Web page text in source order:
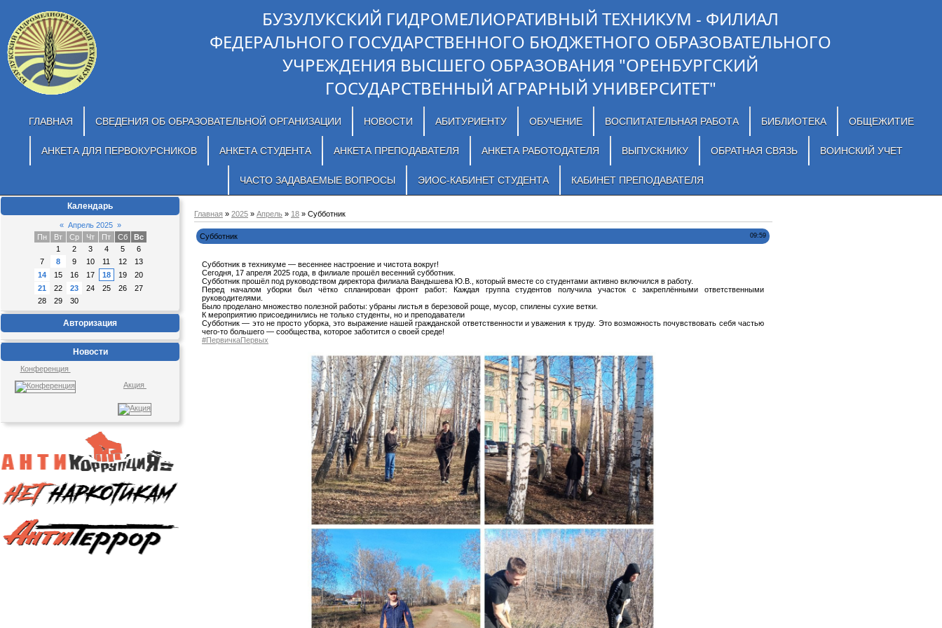
БУЗУЛУКСКИЙ ГИДРОМЕЛИОРАТИВНЫЙ ТЕХНИКУМ - ФИЛИАЛ
ФЕДЕРАЛЬНОГО ГОСУДАРСТВЕННОГО БЮДЖЕТНОГО ОБРАЗОВАТЕЛЬНОГО
УЧРЕЖДЕНИЯ ВЫСШЕГО ОБРАЗОВАНИЯ "ОРЕНБУРГСКИЙ
ГОСУДАРСТВЕННЫЙ АГРАРНЫЙ УНИВЕРСИТЕТ"
ГЛАВНАЯ СВЕДЕНИЯ ОБ ОБРАЗОВАТЕЛЬНОЙ ОРГАНИЗАЦИИ НОВОСТИ АБИТУРИЕНТУ ОБУЧЕНИЕ ВОСПИТАТЕЛЬНАЯ РАБОТА БИБЛИОТЕКА ОБЩЕЖИТИЕ
АНКЕТА ДЛЯ ПЕРВОКУРСНИКОВ АНКЕТА СТУДЕНТА АНКЕТА ПРЕПОДАВАТЕЛЯ АНКЕТА РАБОТОДАТЕЛЯ ВЫПУСКНИКУ ОБРАТНАЯ СВЯЗЬ ВОИНСКИЙ УЧЕТ
ЧАСТО ЗАДАВАЕМЫЕ ВОПРОСЫ ЭИОС-КАБИНЕТ СТУДЕНТА КАБИНЕТ ПРЕПОДАВАТЕЛЯ
Календарь
« Апрель 2025 »
Пн
Вт Ср Чт Пт Сб
Вс
1
2 3 4 5
6
7
8 9 10 11 12
13
14
15 16 17 18 19
20
21
22 23 24 25 26
27
28
29 30
Авторизация
Новости
Конференция
Акция
Главная » 2025 » Апрель » 18 » Субботник
09:59
Субботник
Субботник в техникуме — весеннее настроение и чистота вокруг!
Сегодня, 17 апреля 2025 года, в филиале прошёл весенний субботник.
Субботник прошёл под руководством директора филиала Вандышева Ю.В., который вместе со студентами активно включился в работу.
Перед началом уборки был чётко спланирован фронт работ: Каждая группа студентов получила участок с закреплёнными ответственными
руководителями.
Было проделано множество полезной работы: убраны листья в березовой роще, мусор, спилены сухие ветки.
К мероприятию присоединились не только студенты, но и преподаватели
Субботник — это не просто уборка, это выражение нашей гражданской ответственности и уважения к труду. Это возможность почувствовать себя частью
чего-то большего — сообщества, которое заботится о своей среде!
#ПервичкаПервых